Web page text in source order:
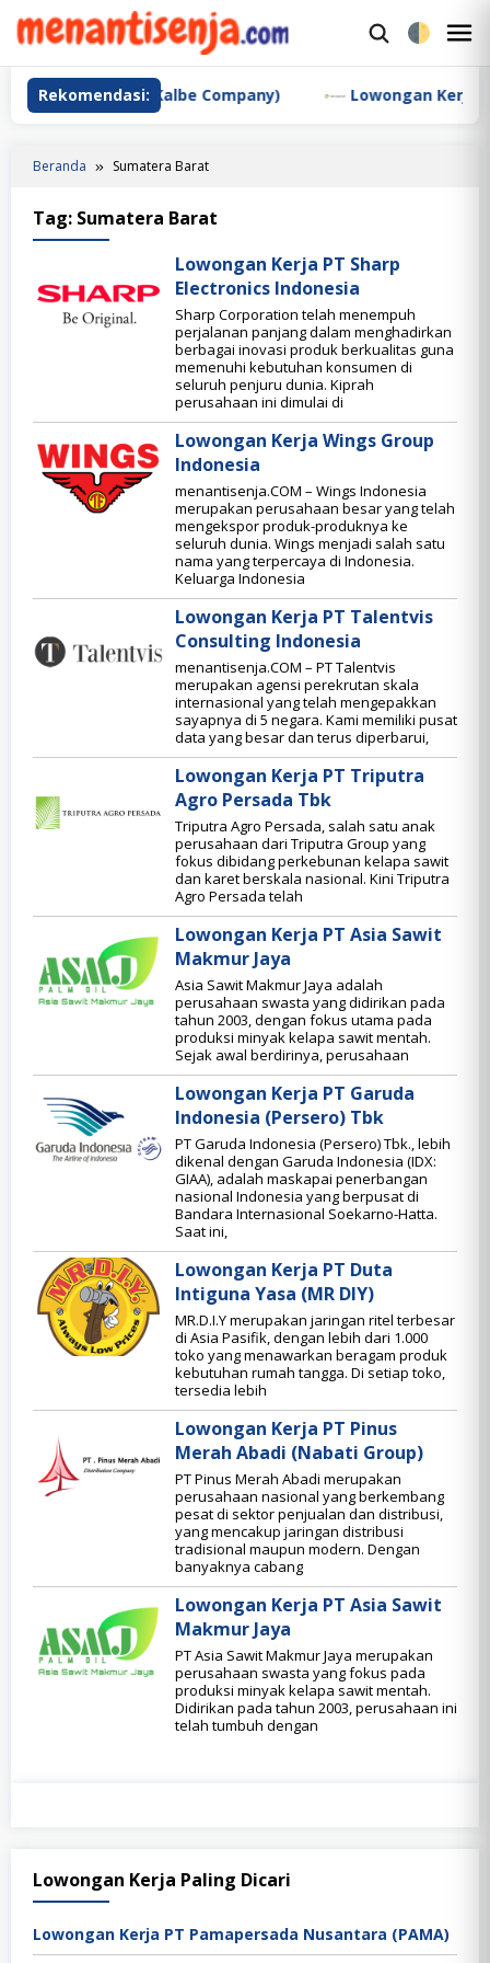
Rekomendasi:
Global (a Kalbe Company) Lowongan Kerja PT
Beranda Sumatera Barat
Tag: Sumatera Barat
Lowongan Kerja PT Sharp
Electronics Indonesia
Sharp Corporation telah menempuh
perjalanan panjang dalam menghadirkan
berbagai inovasi produk berkualitas guna
memenuhi kebutuhan konsumen di
seluruh penjuru dunia. Kiprah
perusahaan ini dimulai di
Lowongan Kerja Wings Group
Indonesia
menantisenja.COM – Wings Indonesia
merupakan perusahaan besar yang telah
mengekspor produk-produknya ke
seluruh dunia. Wings menjadi salah satu
nama yang terpercaya di Indonesia.
Keluarga Indonesia
Lowongan Kerja PT Talentvis
Consulting Indonesia
menantisenja.COM – PT Talentvis
merupakan agensi perekrutan skala
internasional yang telah mengepakkan
sayapnya di 5 negara. Kami memiliki pusat
data yang besar dan terus diperbarui,
Lowongan Kerja PT Triputra
Agro Persada Tbk
Triputra Agro Persada, salah satu anak
perusahaan dari Triputra Group yang
fokus dibidang perkebunan kelapa sawit
dan karet berskala nasional. Kini Triputra
Agro Persada telah
Lowongan Kerja PT Asia Sawit
Makmur Jaya
Asia Sawit Makmur Jaya adalah
perusahaan swasta yang didirikan pada
tahun 2003, dengan fokus utama pada
produksi minyak kelapa sawit mentah.
Sejak awal berdirinya, perusahaan
Lowongan Kerja PT Garuda
Indonesia (Persero) Tbk
PT Garuda Indonesia (Persero) Tbk., lebih
dikenal dengan Garuda Indonesia (IDX:
GIAA), adalah maskapai penerbangan
nasional Indonesia yang berpusat di
Bandara Internasional Soekarno-Hatta.
Saat ini,
Lowongan Kerja PT Duta
Intiguna Yasa (MR DIY)
MR.D.I.Y merupakan jaringan ritel terbesar
di Asia Pasifik, dengan lebih dari 1.000
toko yang menawarkan beragam produk
kebutuhan rumah tangga. Di setiap toko,
tersedia lebih
Lowongan Kerja PT Pinus
Merah Abadi (Nabati Group)
PT Pinus Merah Abadi merupakan
perusahaan nasional yang berkembang
pesat di sektor penjualan dan distribusi,
yang mencakup jaringan distribusi
tradisional maupun modern. Dengan
banyaknya cabang
Lowongan Kerja PT Asia Sawit
Makmur Jaya
PT Asia Sawit Makmur Jaya merupakan
perusahaan swasta yang fokus pada
produksi minyak kelapa sawit mentah.
Didirikan pada tahun 2003, perusahaan ini
telah tumbuh dengan
Lowongan Kerja Paling Dicari
Lowongan Kerja PT Pamapersada Nusantara (PAMA)